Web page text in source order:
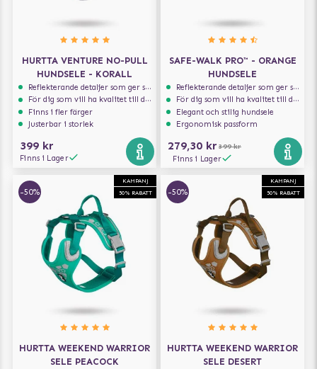
HURTTA VENTURE NO-PULL
HUNDSELE - KORALL
Reflekterande detaljer som ger synlighet i svagt ljus
För dig som vill ha kvalitet till din hund!
Finns i fler färger
Justerbar i storlek
399 kr
Finns i Lager
SAFE-WALK PRO™ - ORANGE
HUNDSELE
Reflekterande detaljer som ger synlighet i svagt ljus
För dig som vill ha kvalitet till din hund!
Elegant och stilig hundsele
Ergonomisk passform
279,30 kr 399 kr
Finns i Lager
KAMPANJ
50% RABATT
-50%
HURTTA WEEKEND WARRIOR
SELE PEACOCK
KAMPANJ
50% RABATT
-50%
HURTTA WEEKEND WARRIOR
SELE DESERT